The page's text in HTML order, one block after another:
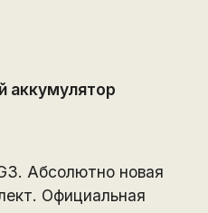
аккумулятор
Абсолютно новая
Официальная